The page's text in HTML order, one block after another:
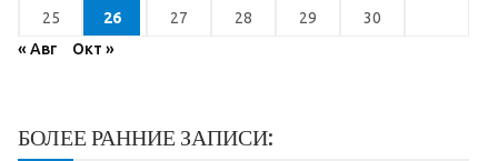
25 26 27 28 29
30
« Авг
Окт »
БОЛЕЕ РАННИЕ ЗАПИСИ: